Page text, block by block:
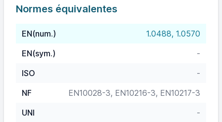
Normes équivalentes
EN(num.)
1.0488, 1.0570
EN(sym.)
-
ISO
-
NF
EN10028-3, EN10216-3, EN10217-3
UNI
-